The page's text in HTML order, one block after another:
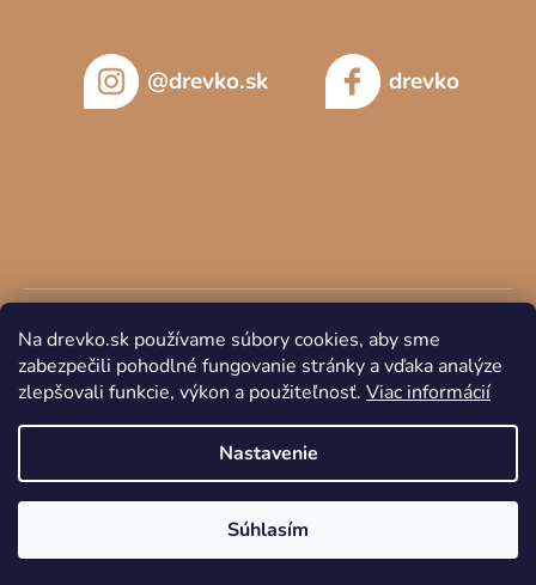
Na drevko.sk používame súbory cookies, aby sme
zabezpečili pohodlné fungovanie stránky a vďaka analýze
zlepšovali funkcie, výkon a použiteľnosť. Viac informácií
Nastavenie
Súhlasím
@drevko.sk drevko
Vytvoril Shoptet